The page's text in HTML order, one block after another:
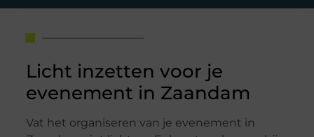
Licht inzetten voor je
evenement in Zaandam
Vat het organiseren van je evenement in